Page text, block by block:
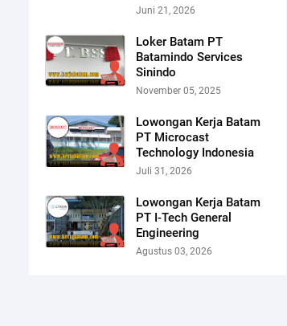
Juni 21, 2026
Loker Batam PT
Batamindo Services
Sinindo
November 05, 2025
Lowongan Kerja Batam
PT Microcast
Technology Indonesia
Juli 31, 2026
Lowongan Kerja Batam
PT I-Tech General
Engineering
Agustus 03, 2026